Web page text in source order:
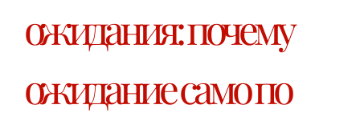
ожидания: почему
ожидание само по